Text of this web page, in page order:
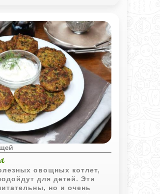
овощных котлет,
для детей. Эти
но и очень